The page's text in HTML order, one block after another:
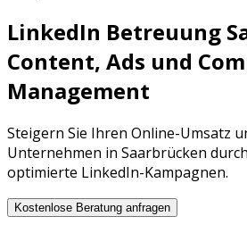
LinkedIn Betreuung
Content, Ads und
Management
Steigern Sie Ihren Online-Umsatz
Unternehmen in Saarbrücken
optimierte LinkedIn-Kampagnen.
Kostenlose Beratung anfragen